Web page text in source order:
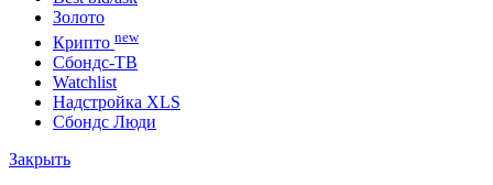
Золото
Крипто new
Сбондс-ТВ
Watchlist
Надстройка XLS
Сбондс Люди
Закрыть